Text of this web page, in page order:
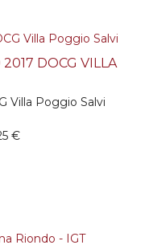
DOCG VILLA
Villa Poggio Salvi
€